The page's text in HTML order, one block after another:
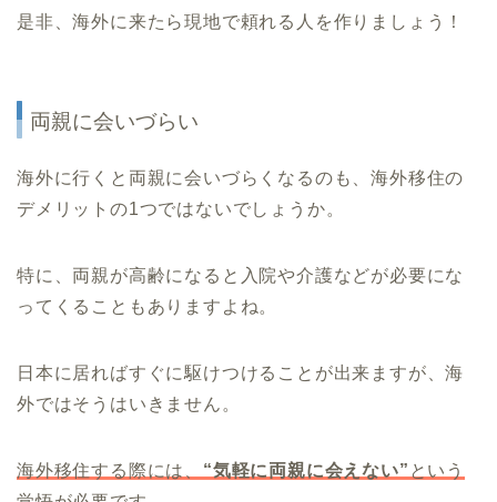
是非、海外に来たら現地で頼れる人を作りましょう！
両親に会いづらい
海外に行くと両親に会いづらくなるのも、海外移住の
デメリットの1つではないでしょうか。
特に、両親が高齢になると入院や介護などが必要にな
ってくることもありますよね。
日本に居ればすぐに駆けつけることが出来ますが、海
外ではそうはいきません。
海外移住する際には、 “気軽に両親に会えない” という